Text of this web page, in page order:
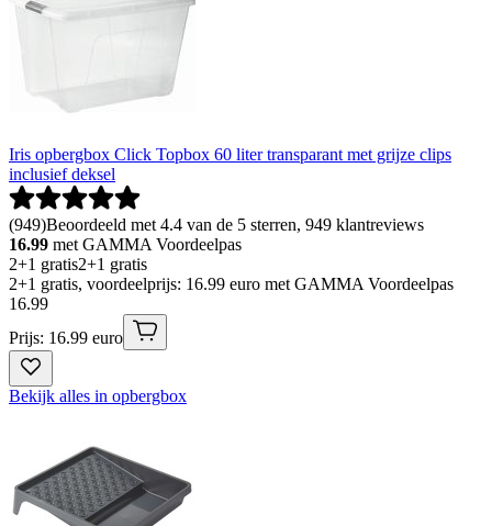
Iris opbergbox Click Topbox 60 liter transparant met grijze clips
inclusief deksel
(949)Beoordeeld met 4.4 van de 5 sterren, 949 klantreviews
16.99 met GAMMA Voordeelpas
2+1 gratis2+1 gratis
2+1 gratis, voordeelprijs: 16.99 euro met GAMMA Voordeelpas
16.99
Prijs: 16.99 euro
Bekijk alles in opbergbox